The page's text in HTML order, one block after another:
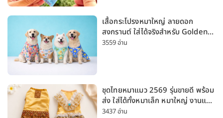
เสื้อกระโปรงหมาใหญ่ ลายดอก
สงกรานต์ ใส่ได้จริงสำหรับ Golden
Husky Labrador [อัปเดต 2026]
3559 อ่าน
ชุดไทยหมาแมว 2569 รุ่นขายดี พร้อม
ส่ง ใส่ได้ทั้งหมาเล็ก หมาใหญ่ งานแต่ง
สงกรานต์ ลอยกระทง
3437 อ่าน